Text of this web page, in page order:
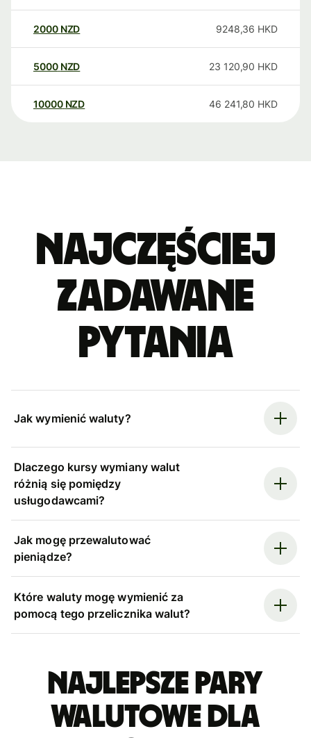
2000 NZD 9248,36 HKD
5000 NZD 23 120,90 HKD
10000 NZD 46 241,80 HKD
Najczęściej
zadawane
pytania
Jak wymienić waluty?
Dlaczego kursy wymiany walut
różnią się pomiędzy
usługodawcami?
Jak mogę przewalutować
pieniądze?
Które waluty mogę wymienić za
pomocą tego przelicznika walut?
Najlepsze pary
walutowe dla